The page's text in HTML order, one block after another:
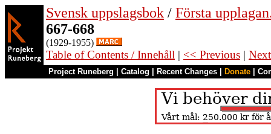
Svensk uppslagsbok / Första
667-668
(1929-1955)
Table of Contents / Innehåll | << Previous |
Project Runeberg Catalog Recent Changes Donate